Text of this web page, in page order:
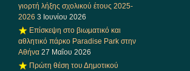
γιορτή λήξης σχολικού έτους 2025-
2026 3 Ιουνίου 2026
Επίσκεψη στο βιωματικό και
αθλητικό πάρκο Paradise Park στην
Αθήνα 27 Μαΐου 2026
Πρώτη θέση του Δημοτικού